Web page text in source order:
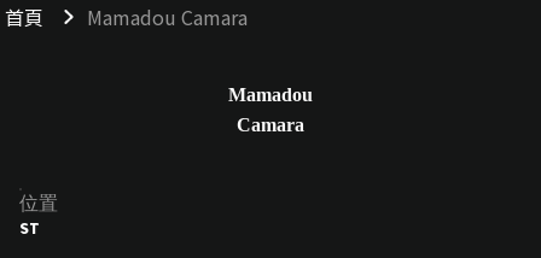
首頁 Mamadou Camara
Mamadou
Camara
位置
ST